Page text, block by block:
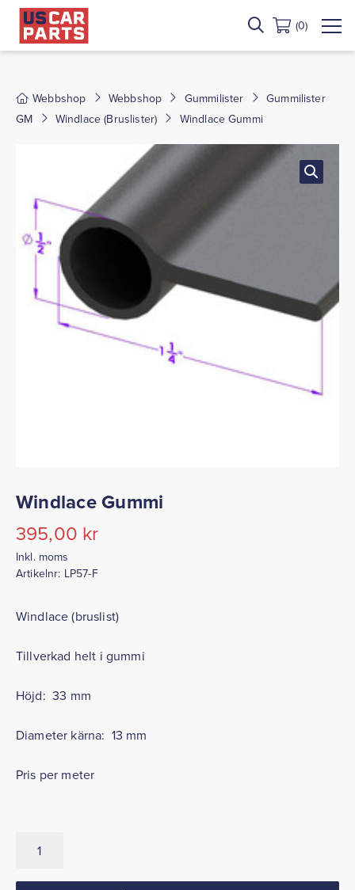
(0)
Webbshop Webbshop Gummilister
Gummilister
GM
Windlace (Bruslister) Windlace Gummi
Windlace Gummi
395,00 kr
Inkl. moms
Artikelnr: LP57-F
Windlace (bruslist)
Tillverkad helt i gummi
Höjd: 33 mm
Diameter kärna: 13 mm
Pris per meter
Gummi